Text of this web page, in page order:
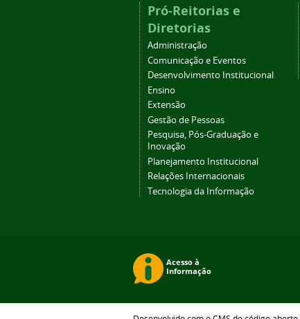
Pró-Reitorias e
Diretorias
Administração
Comunicação e Eventos
Desenvolvimento Institucional
Ensino
Extensão
Gestão de Pessoas
Pesquisa, Pós-Graduação e
Inovação
Planejamento Institucional
Relações Internacionais
Tecnologia da Informação